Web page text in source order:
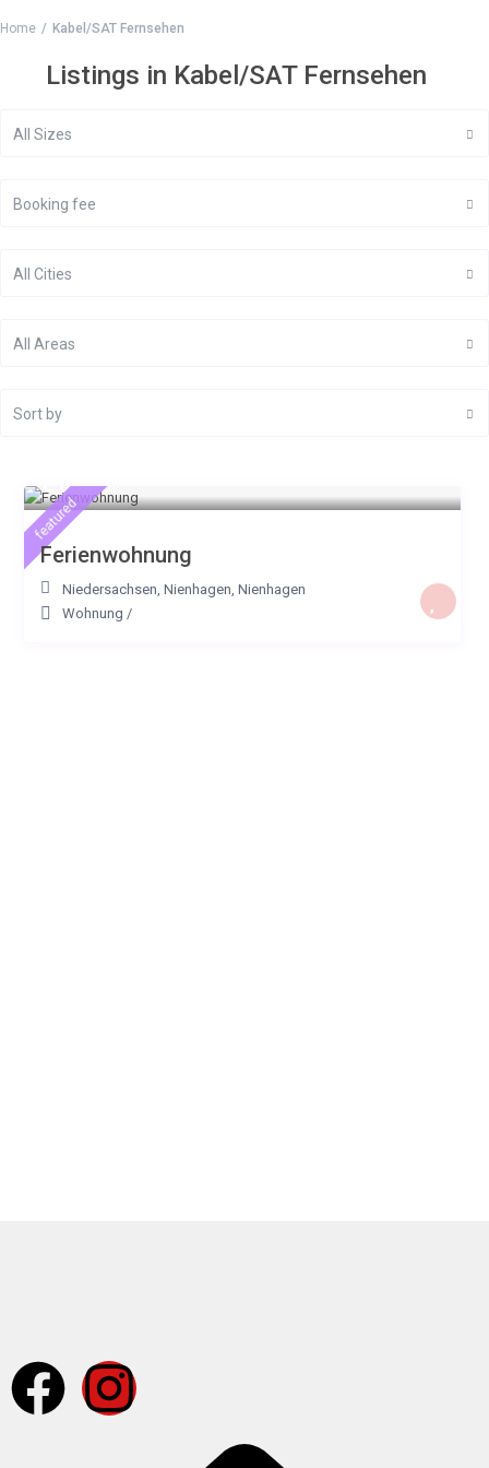
Home Kabel/SAT Fernsehen
Listings in Kabel/SAT Fernsehen
All Sizes
Booking fee
All Cities
All Areas
Sort by
€ 69/night
featured
Ferienwohnung
Niedersachsen, Nienhagen, Nienhagen
Wohnung /